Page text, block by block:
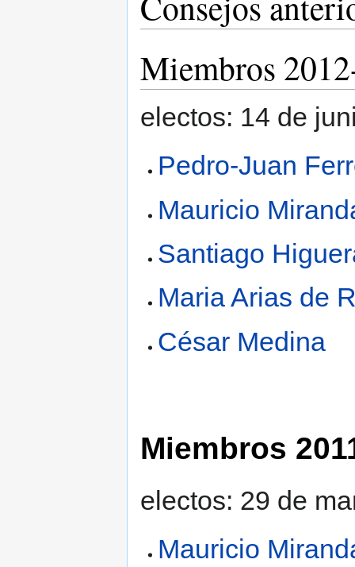
Miembros
electos: 14 de
Pedro-Juan
Mauricio
Santiago
Maria Arias de
César Medina
Miembros
electos: 29 de
Mauricio